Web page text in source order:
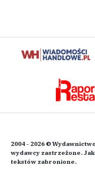
2004 - 2026 ©
wydawcy zastrzeżone.
tekstów zabronione.